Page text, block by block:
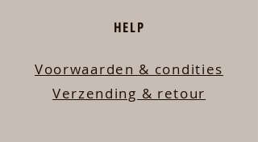
HELP
Voorwaarden & condities
Verzending & retour